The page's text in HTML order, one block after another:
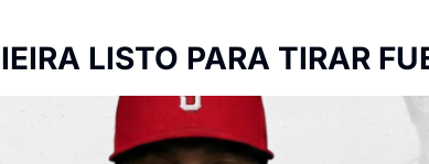
LISTO PARA TIRAR